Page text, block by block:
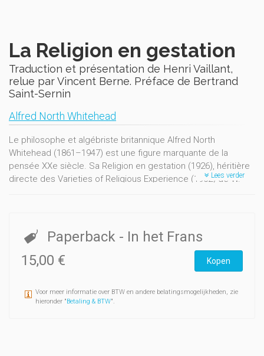
La Religion en gestation
Traduction et présentation de Henri Vaillant,
relue par Vincent Berne. Préface de Bertrand
Saint-Sernin
Alfred North Whitehead
Le philosophe et algébriste britannique Alfred North
Whitehead (1861–1947) est une figure marquante de la
pensée XXe siècle. Sa Religion en gestation (1926), héritière
directe des Varieties of Religious Experience (1902) de W.
Lees verder
Paperback - In het Frans
15,00 €
Kopen
Voor meer informatie over BTW en andere belatingsmogelijkheden, zie
hieronder "Betaling & BTW".